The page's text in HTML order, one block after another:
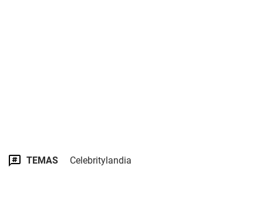
TEMAS Celebritylandia